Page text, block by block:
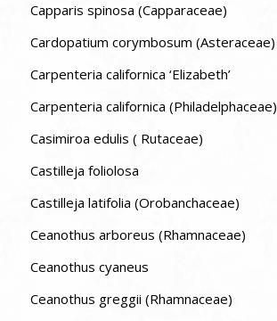
Capparis spinosa (Capparaceae)
Cardopatium corymbosum (Asteraceae)
Carpenteria californica ‘Elizabeth’
Carpenteria californica (Philadelphaceae)
Casimiroa edulis ( Rutaceae)
Castilleja foliolosa
Castilleja latifolia (Orobanchaceae)
Ceanothus arboreus (Rhamnaceae)
Ceanothus cyaneus
Ceanothus greggii (Rhamnaceae)